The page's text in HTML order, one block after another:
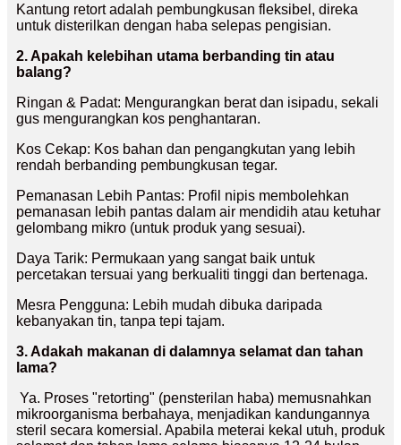
Kantung retort adalah pembungkusan fleksibel, direka
untuk disterilkan dengan haba selepas pengisian.
2. Apakah kelebihan utama berbanding tin atau
balang?
Ringan & Padat: Mengurangkan berat dan isipadu, sekali
gus mengurangkan kos penghantaran.
Kos Cekap: Kos bahan dan pengangkutan yang lebih
rendah berbanding pembungkusan tegar.
Pemanasan Lebih Pantas: Profil nipis membolehkan
pemanasan lebih pantas dalam air mendidih atau ketuhar
gelombang mikro (untuk produk yang sesuai).
Daya Tarik: Permukaan yang sangat baik untuk
percetakan tersuai yang berkualiti tinggi dan bertenaga.
Mesra Pengguna: Lebih mudah dibuka daripada
kebanyakan tin, tanpa tepi tajam.
3. Adakah makanan di dalamnya selamat dan tahan
lama?
Ya. Proses "retorting" (pensterilan haba) memusnahkan
mikroorganisma berbahaya, menjadikan kandungannya
steril secara komersial. Apabila meterai kekal utuh, produk